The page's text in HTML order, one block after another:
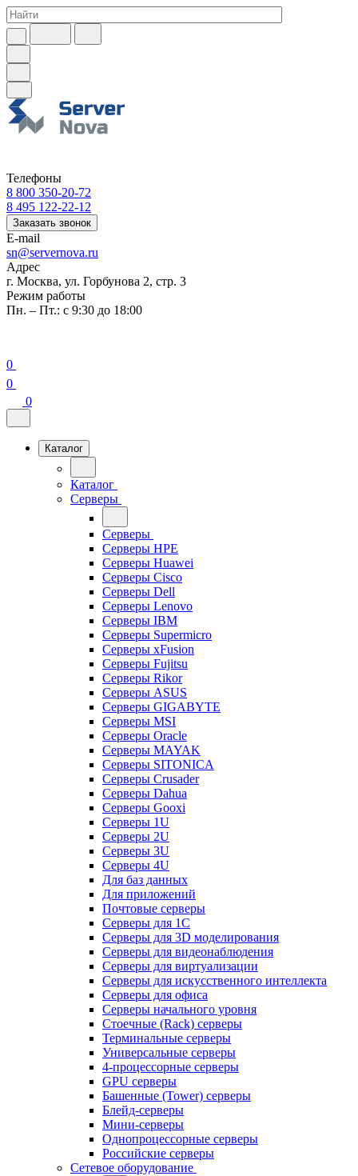
Телефоны
8 800 350-20-72
8 495 122-22-12
Заказать звонок
E-mail
sn@servernova.ru
Адрес
г. Москва, ул. Горбунова 2, стр. 3
Режим работы
Пн. – Пт.: с 9:30 до 18:00
0
0
0
Каталог
Каталог
Серверы
Серверы
Серверы HPE
Серверы Huawei
Серверы Cisco
Серверы Dell
Серверы Lenovo
Серверы IBM
Серверы Supermicro
Серверы xFusion
Серверы Fujitsu
Серверы Rikor
Серверы ASUS
Серверы GIGABYTE
Серверы MSI
Серверы Oracle
Серверы MAYAK
Серверы SITONICA
Серверы Crusader
Серверы Dahua
Серверы Gooxi
Серверы 1U
Серверы 2U
Серверы 3U
Серверы 4U
Для баз данных
Для приложений
Почтовые серверы
Серверы для 1С
Серверы для 3D моделирования
Серверы для видеонаблюдения
Серверы для виртуализации
Серверы для искусственного интеллекта
Серверы для офиса
Серверы начального уровня
Стоечные (Rack) серверы
Терминальные серверы
Универсальные серверы
4-процессорные серверы
GPU серверы
Башенные (Tower) серверы
Блейд-серверы
Мини-серверы
Однопроцессорные серверы
Российские серверы
Сетевое оборудование